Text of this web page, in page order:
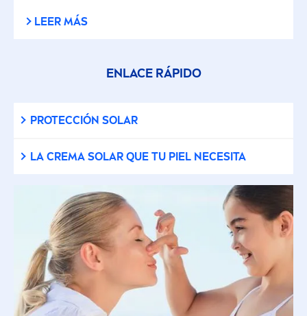
LEER MÁS
ENLACE RÁPIDO
PROTECCIÓN SOLAR
LA CREMA SOLAR QUE TU PIEL NECESITA